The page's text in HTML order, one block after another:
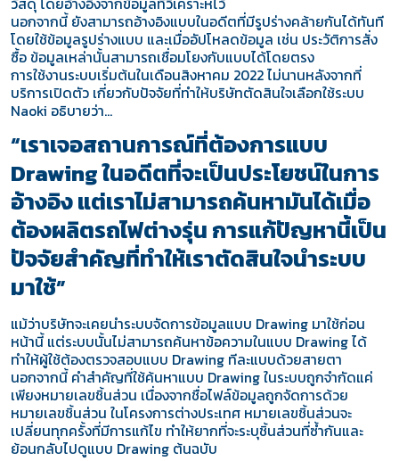
นอกจากนี้ ยังสามารถอ้างอิงแบบในอดีตที่มีรูปร่างคล้ายกันได้ทันที
โดยใช้ข้อมูลรูปร่างแบบ และเมื่ออัปโหลดข้อมูล เช่น ประวัติการสั่ง
ซื้อ ข้อมูลเหล่านั้นสามารถเชื่อมโยงกับแบบได้โดยตรง
การใช้งานระบบเริ่มต้นในเดือนสิงหาคม 2022 ไม่นานหลังจากที่
บริการเปิดตัว เกี่ยวกับปัจจัยที่ทำให้บริษัทตัดสินใจเลือกใช้ระบบ
Naoki อธิบายว่า…
“เราเจอสถานการณ์ที่ต้องการแบบ
Drawing ในอดีตที่จะเป็นประโยชน์ในการ
อ้างอิง แต่เราไม่สามารถค้นหามันได้เมื่อ
ต้องผลิตรถไฟต่างรุ่น การแก้ปัญหานี้เป็น
ปัจจัยสำคัญที่ทำให้เราตัดสินใจนำระบบ
มาใช้”
แม้ว่าบริษัทจะเคยนำระบบจัดการข้อมูลแบบ Drawing มาใช้ก่อน
หน้านี้ แต่ระบบนั้นไม่สามารถค้นหาข้อความในแบบ Drawing ได้
ทำให้ผู้ใช้ต้องตรวจสอบแบบ Drawing ทีละแบบด้วยสายตา
นอกจากนี้ คำสำคัญที่ใช้ค้นหาแบบ Drawing ในระบบถูกจำกัดแค่
เพียงหมายเลขชิ้นส่วน เนื่องจากชื่อไฟล์ข้อมูลถูกจัดการด้วย
หมายเลขชิ้นส่วน ในโครงการต่างประเทศ หมายเลขชิ้นส่วนจะ
เปลี่ยนทุกครั้งที่มีการแก้ไข ทำให้ยากที่จะระบุชิ้นส่วนที่ซ้ำกันและ
ย้อนกลับไปดูแบบ Drawing ต้นฉบับ